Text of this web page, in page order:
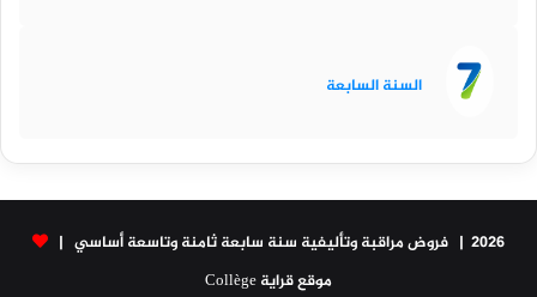
السنة السابعة
2026 | فروض مراقبة وتأليفية سنة سابعة ثامنة وتاسعة أساسي |
موقع قراية Collège